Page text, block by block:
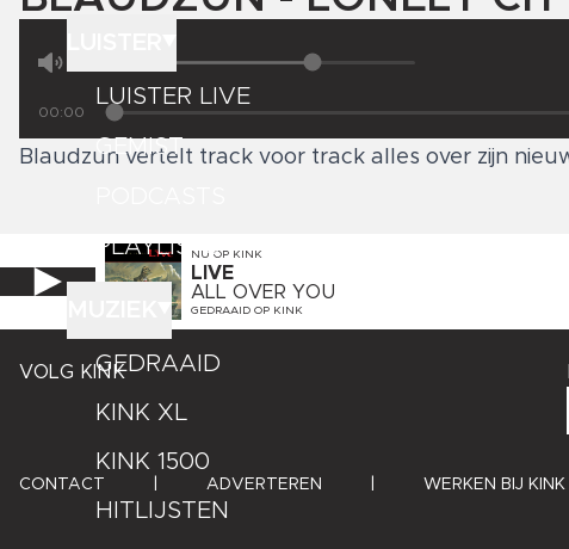
LUISTER LIVE
GEMIST
PLAYLISTS
GEDRAAID
KINK XL
KINK 1500
HITLIJSTEN
00:00
Blaudzun vertelt track voor track alles over zijn
NU OP KINK
LIVE
ALL OVER YOU
GEDRAAID OP KINK
VOLG KINK
CONTACT ADVERTEREN WERKEN BIJ KINK